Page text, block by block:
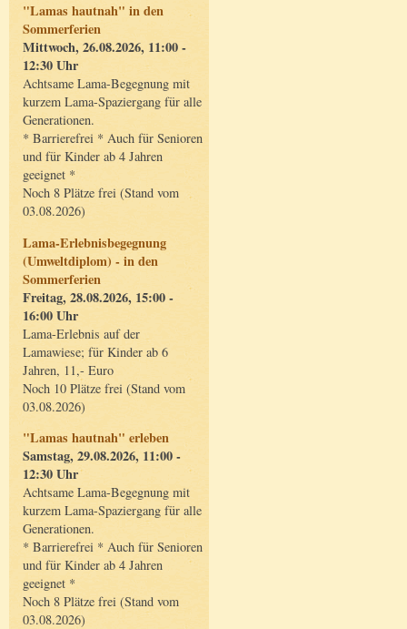
"Lamas hautnah" in den
Sommerferien
Mittwoch, 26.08.2026, 11:00 -
12:30 Uhr
Achtsame Lama-Begegnung mit
kurzem Lama-Spaziergang für alle
Generationen.
* Barrierefrei * Auch für Senioren
und für Kinder ab 4 Jahren
geeignet *
Noch 8 Plätze frei (Stand vom
03.08.2026)
Lama-Erlebnisbegegnung
(Umweltdiplom) - in den
Sommerferien
Freitag, 28.08.2026, 15:00 -
16:00 Uhr
Lama-Erlebnis auf der
Lamawiese; für Kinder ab 6
Jahren, 11,- Euro
Noch 10 Plätze frei (Stand vom
03.08.2026)
"Lamas hautnah" erleben
Samstag, 29.08.2026, 11:00 -
12:30 Uhr
Achtsame Lama-Begegnung mit
kurzem Lama-Spaziergang für alle
Generationen.
* Barrierefrei * Auch für Senioren
und für Kinder ab 4 Jahren
geeignet *
Noch 8 Plätze frei (Stand vom
03.08.2026)